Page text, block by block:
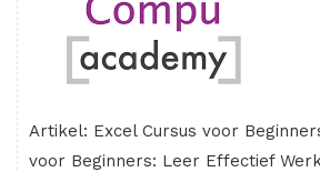
Artikel: Excel Cursus voor
voor Beginners: Leer Effectief